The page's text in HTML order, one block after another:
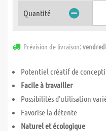
Quantité
Prévision de livraison:
Potentiel créatif de
Facile à travailler
Possibilités d'utilisation
Favorise la détente
Naturel et écologique